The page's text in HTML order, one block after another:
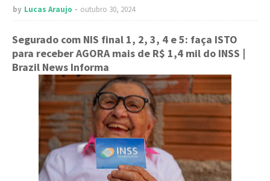
by Lucas Araujo outubro 30, 2024
Segurado com NIS final 1, 2, 3, 4 e 5: faça ISTO
para receber AGORA mais de R$ 1,4 mil do INSS |
Brazil News Informa